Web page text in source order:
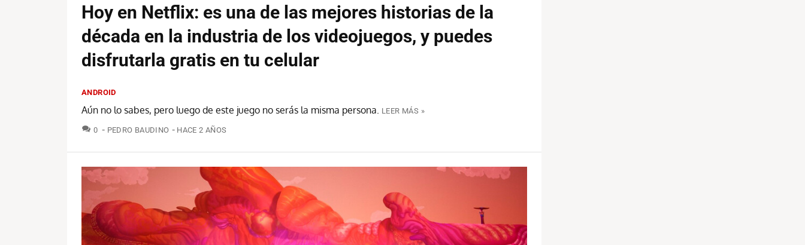
Hoy en Netflix: es una de las mejores historias de la
década en la industria de los videojuegos, y puedes
disfrutarla gratis en tu celular
ANDROID
Aún no lo sabes, pero luego de este juego no serás la misma persona. LEER MÁS »
0 COMENTARIOS
PEDRO BAUDINO HACE 2 AÑOS